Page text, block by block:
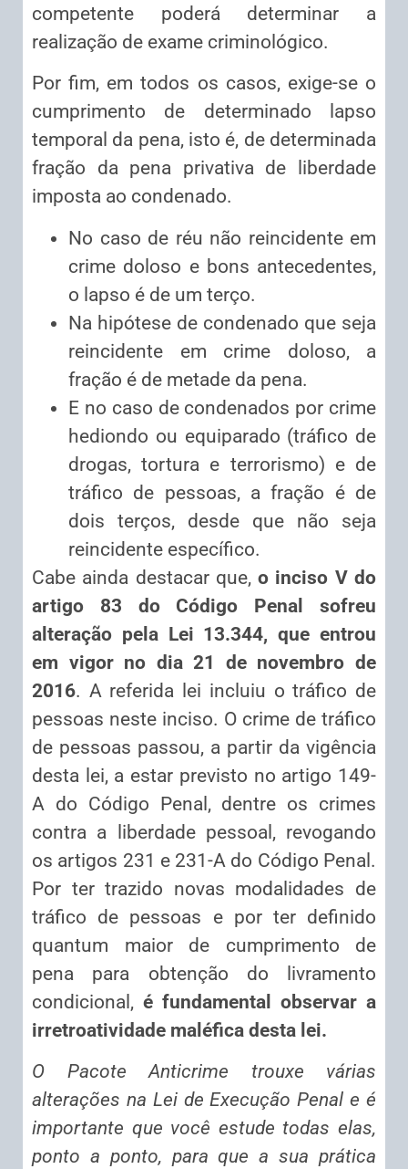
competente poderá determinar a
realização de exame criminológico.
Por fim, em todos os casos, exige-se o
cumprimento de determinado lapso
temporal da pena, isto é, de determinada
fração da pena privativa de liberdade
imposta ao condenado.
No caso de réu não reincidente em
crime doloso e bons antecedentes,
o lapso é de um terço.
Na hipótese de condenado que seja
reincidente em crime doloso, a
fração é de metade da pena.
E no caso de condenados por crime
hediondo ou equiparado (tráfico de
drogas, tortura e terrorismo) e de
tráfico de pessoas, a fração é de
dois terços, desde que não seja
reincidente específico.
Cabe ainda destacar que,o inciso V do
artigo 83 do Código Penal sofreu
alteração pela Lei 13.344, que entrou
em vigor no dia 21 de novembro de
2016. A referida lei incluiu o tráfico de
pessoas neste inciso. O crime de tráfico
de pessoas passou, a partir da vigência
desta lei, a estar previsto no artigo 149-
A do Código Penal, dentre os crimes
contra a liberdade pessoal, revogando
os artigos 231 e 231-A do Código Penal.
Por ter trazido novas modalidades de
tráfico de pessoas e por ter definido
quantum maior de cumprimento de
pena para obtenção do livramento
condicional, é fundamental observar a
irretroatividade maléfica desta lei.
O Pacote Anticrime trouxe várias
alterações na Lei de Execução Penal e é
importante que você estude todas elas,
ponto a ponto, para que a sua prática